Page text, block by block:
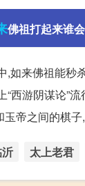
佛祖打起来谁
,如来佛祖能秒
西游阴谋论”
帝之间的棋子,
太上老君